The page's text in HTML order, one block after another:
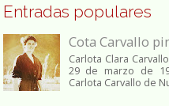
Entradas populares
Cota Carvallo
Carlota Clara
29 de marzo de
Carlota Carvallo de